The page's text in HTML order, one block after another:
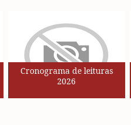
Cronograma de leituras
2026